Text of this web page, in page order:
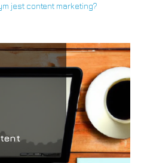
jest content marketing?